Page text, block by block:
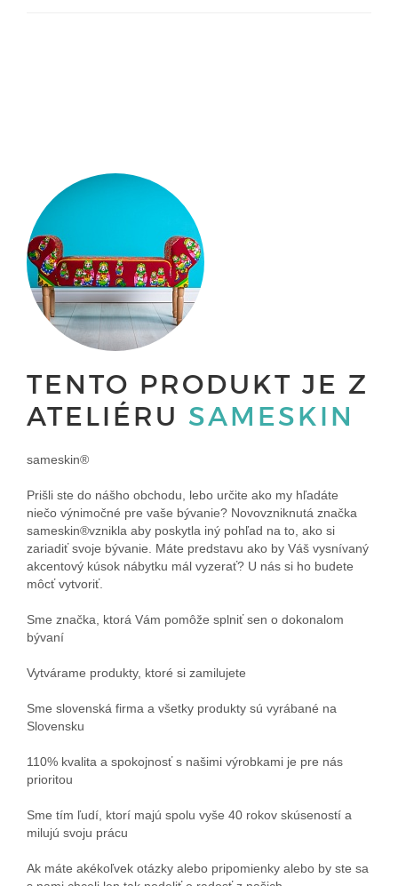
TENTO PRODUKT JE Z
ATELIÉRU SAMESKIN
sameskin®
Prišli ste do nášho obchodu, lebo určite ako my hľadáte
niečo výnimočné pre vaše bývanie? Novovzniknutá značka
sameskin®vznikla aby poskytla iný pohľad na to, ako si
zariadiť svoje bývanie. Máte predstavu ako by Váš vysnívaný
akcentový kúsok nábytku mál vyzerať? U nás si ho budete
môcť vytvoriť.
Sme značka, ktorá Vám pomôže splniť sen o dokonalom
bývaní
Vytvárame produkty, ktoré si zamilujete
Sme slovenská firma a všetky produkty sú vyrábané na
Slovensku
110% kvalita a spokojnosť s našimi výrobkami je pre nás
prioritou
Sme tím ľudí, ktorí majú spolu vyše 40 rokov skúseností a
milujú svoju prácu
Ak máte akékoľvek otázky alebo pripomienky alebo by ste sa